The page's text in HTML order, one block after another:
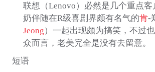
联想（Lenovo）必然是几个重点
奶伴随在R级喜剧界颇有名气的肯-
Jeong）一起出现颇为搞笑，不过
众而言，老美完全是没有去留意。
短语